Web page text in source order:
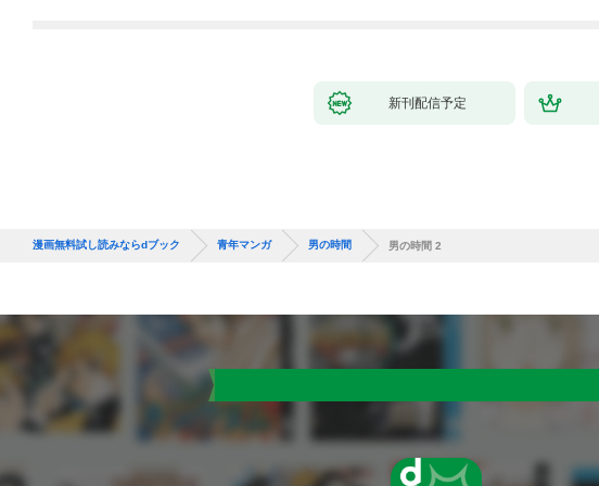
新刊配信予定
漫画無料試し読みならdブック 青年マンガ 男の時間 男の時間 2